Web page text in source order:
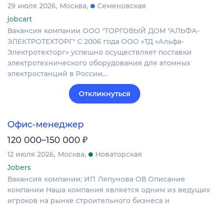
29 июля 2026 Москва
Семеновская
jobcart
Вакансия компании ООО "ТОРГОВЫЙ ДОМ "АЛЬФА-
ЭЛЕКТРОТЕХТОРГ" С 2006 года ООО «ТД «Альфа-
Электротехторг» успешно осуществляет поставки
электротехнического оборудования для атомных
электростанций в России…
Откликнуться
Офис-менеджер
120 000–150 000 ₽
12 июля 2026 Москва
Новаторская
Jobers
Вакансия компании: ИП Ляпунова ОВ Описание
компании Наша компания является одним из ведущих
игроков на рынке строительного бизнеса и